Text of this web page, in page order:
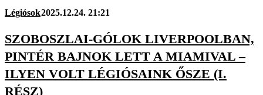
Légiósok2025.12.24. 21:21
SZOBOSZLAI-GÓLOK LIVERPOOLBAN,
PINTÉR BAJNOK LETT A MIAMIVAL –
ILYEN VOLT LÉGIÓSAINK ŐSZE (I.
RÉSZ)